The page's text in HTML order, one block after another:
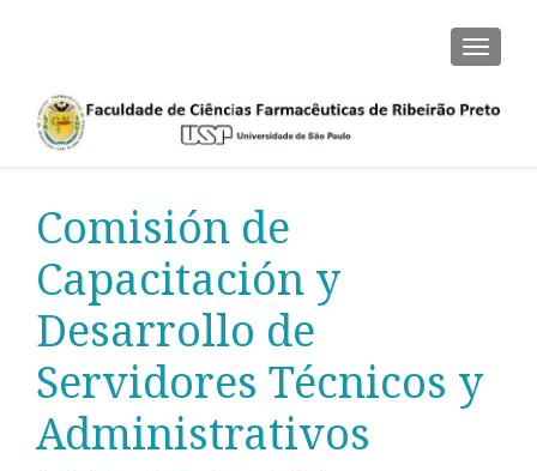
Comisión de
Capacitación y
Desarrollo de
Servidores Técnicos y
Administrativos